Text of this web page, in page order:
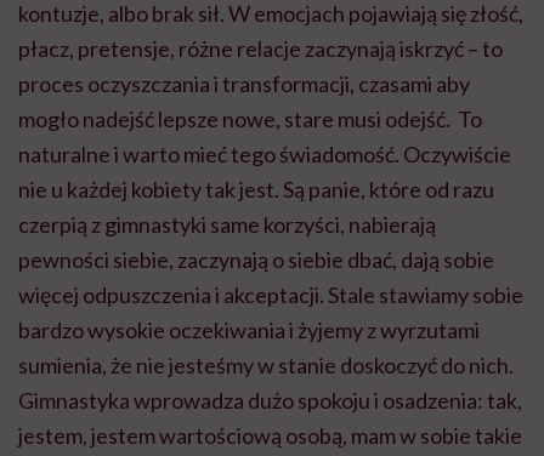
kontuzje, albo brak sił. W emocjach pojawiają się złość,
płacz, pretensje, różne relacje zaczynają iskrzyć – to
proces oczyszczania i transformacji, czasami aby
mogło nadejść lepsze nowe, stare musi odejść. To
naturalne i warto mieć tego świadomość. Oczywiście
nie u każdej kobiety tak jest. Są panie, które od razu
czerpią z gimnastyki same korzyści, nabierają
pewności siebie, zaczynają o siebie dbać, dają sobie
więcej odpuszczenia i akceptacji. Stale stawiamy sobie
bardzo wysokie oczekiwania i żyjemy z wyrzutami
sumienia, że nie jesteśmy w stanie doskoczyć do nich.
Gimnastyka wprowadza dużo spokoju i osadzenia: tak,
jestem, jestem wartościową osobą, mam w sobie takie